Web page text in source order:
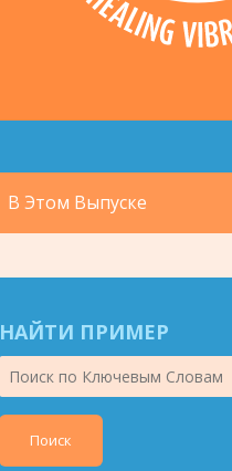
В Этом Выпуске
НАЙТИ ПРИМЕР
Поиск